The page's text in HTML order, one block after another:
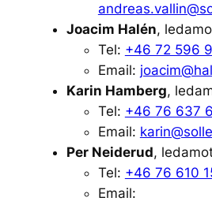
Joacim Halén,
Tel: +46 72 596
Email:
Karin Hamberg,
Tel: +46 76 637
Email:
Per Neiderud,
Tel: +46 76 610
Email: